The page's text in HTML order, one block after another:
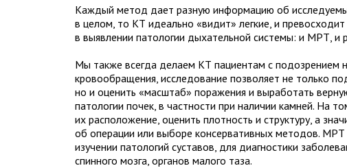
Каждый метод дает разную информацию об
в целом, то КТ идеально «видит» легкие, и
в выявлении патологии дыхательной системы: и МРТ, и
Мы также всегда делаем КТ пациентам с подозрением
кровообращения, исследование позволяет не только
но и оценить «масштаб» поражения и выработать
патологии почек, в частности при наличии камней. На
их расположение, оценить плотность и структуру, а
об операции или выборе консервативных методов.
изучении патологий суставов, для диагностики
спинного мозга, органов малого таза.